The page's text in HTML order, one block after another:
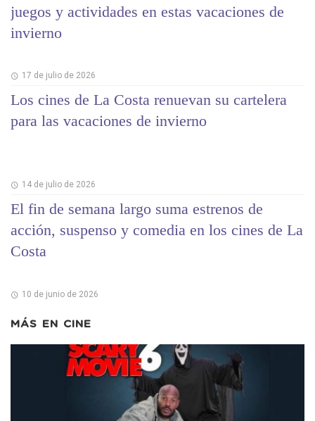
juegos y actividades en estas vacaciones de
invierno
17 de julio de 2026
Los cines de La Costa renuevan su cartelera
para las vacaciones de invierno
14 de julio de 2026
El fin de semana largo suma estrenos de
acción, suspenso y comedia en los cines de La
Costa
10 de junio de 2026
MÁS EN CINE